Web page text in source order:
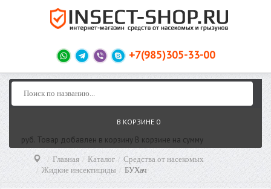
+7(985)305-33-00
В КОРЗИНЕ 0
руб. Товар добавлен в корзину В корзине на сумму
Главная Каталог
Средства от насекомых
Жидкие инсектициды
БУХач